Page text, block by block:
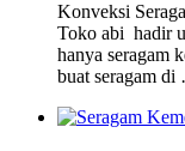
Konveksi
Toko abi hadir
hanya seragam
buat seragam